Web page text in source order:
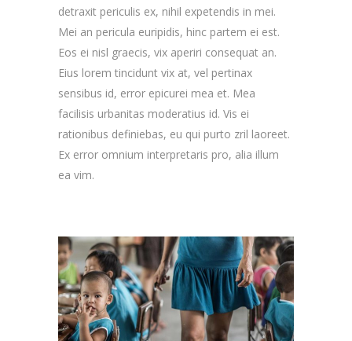
detraxit periculis ex, nihil expetendis in mei.
Mei an pericula euripidis, hinc partem ei est.
Eos ei nisl graecis, vix aperiri consequat an.
Eius lorem tincidunt vix at, vel pertinax
sensibus id, error epicurei mea et. Mea
facilisis urbanitas moderatius id. Vis ei
rationibus definiebas, eu qui purto zril laoreet.
Ex error omnium interpretaris pro, alia illum
ea vim.